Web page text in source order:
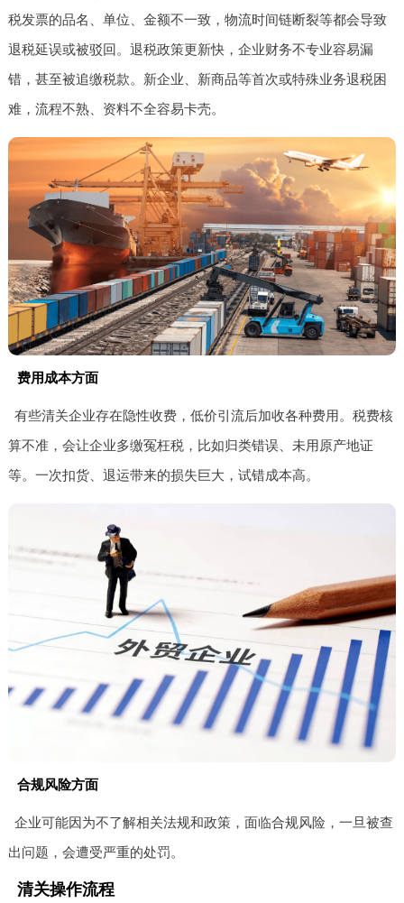
税发票的品名、单位、金额不一致，物流时间链断裂等都会导致
退税延误或被驳回。退税政策更新快，企业财务不专业容易漏
错，甚至被追缴税款。新企业、新商品等首次或特殊业务退税困
难，流程不熟、资料不全容易卡壳。
费用成本方面
有些清关企业存在隐性收费，低价引流后加收各种费用。税费核
算不准，会让企业多缴冤枉税，比如归类错误、未用原产地证
等。一次扣货、退运带来的损失巨大，试错成本高。
合规风险方面
企业可能因为不了解相关法规和政策，面临合规风险，一旦被查
出问题，会遭受严重的处罚。
清关操作流程